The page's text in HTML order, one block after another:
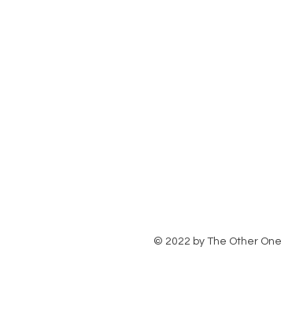
© 2022 by The Other